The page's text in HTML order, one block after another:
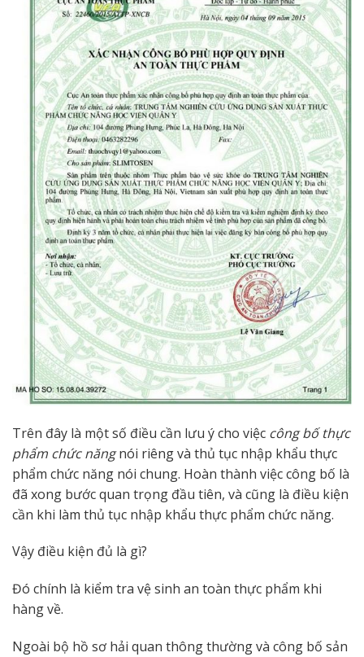
Trên đây là một số điều cần lưu ý cho việc công bố thực
phẩm chức năngnói riêng và thủ tục nhập khẩu thực
phẩm chức năng nói chung. Hoàn thành việc công bố là
đã xong bước quan trọng đầu tiên, và cũng là điều kiện
cần khi làm thủ tục nhập khẩu thực phẩm chức năng.
Vậy điều kiện đủ là gì?
Đó chính là kiểm tra vệ sinh an toàn thực phẩm khi
hàng về.
Ngoài bộ hồ sơ hải quan thông thường và công bố sản